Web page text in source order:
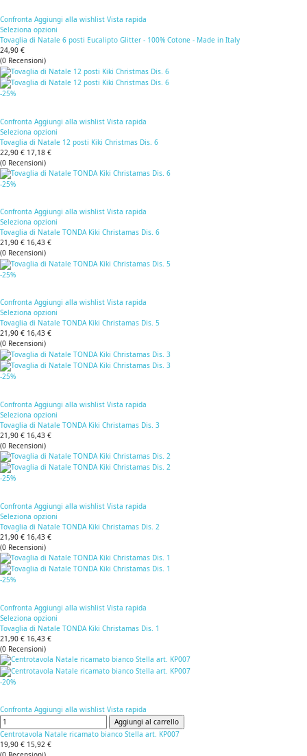
Confronta Aggiungi alla wishlist Vista rapida
Seleziona opzioni
Tovaglia di Natale 6 posti Eucalipto Glitter - 100% Cotone - Made in Italy
24,90 €
(0 Recensioni)
-25%
Confronta Aggiungi alla wishlist Vista rapida
Seleziona opzioni
Tovaglia di Natale 12 posti Kiki Christmas Dis. 6
22,90 € 17,18 €
(0 Recensioni)
-25%
Confronta Aggiungi alla wishlist Vista rapida
Seleziona opzioni
Tovaglia di Natale TONDA Kiki Christamas Dis. 6
21,90 € 16,43 €
(0 Recensioni)
-25%
Confronta Aggiungi alla wishlist Vista rapida
Seleziona opzioni
Tovaglia di Natale TONDA Kiki Christamas Dis. 5
21,90 € 16,43 €
(0 Recensioni)
-25%
Confronta Aggiungi alla wishlist Vista rapida
Seleziona opzioni
Tovaglia di Natale TONDA Kiki Christamas Dis. 3
21,90 € 16,43 €
(0 Recensioni)
-25%
Confronta Aggiungi alla wishlist Vista rapida
Seleziona opzioni
Tovaglia di Natale TONDA Kiki Christamas Dis. 2
21,90 € 16,43 €
(0 Recensioni)
-25%
Confronta Aggiungi alla wishlist Vista rapida
Seleziona opzioni
Tovaglia di Natale TONDA Kiki Christamas Dis. 1
21,90 € 16,43 €
(0 Recensioni)
-20%
Confronta Aggiungi alla wishlist Vista rapida
Aggiungi al carrello
Centrotavola Natale ricamato bianco Stella art. KP007
19,90 € 15,92 €